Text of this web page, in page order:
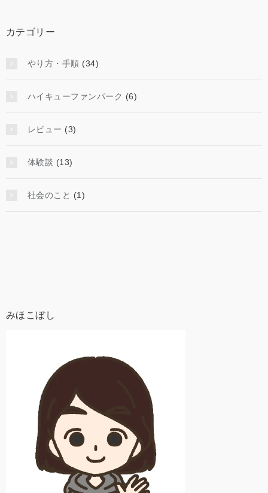
カテゴリー
やり方・手順 (34)
ハイキューファンパーク (6)
レビュー (3)
体験談 (13)
社会のこと (1)
みほこぼし